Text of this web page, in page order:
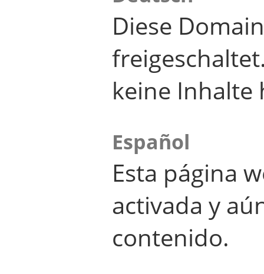
Diese
keine Inhalte
Español
Esta página
activada y
contenido.